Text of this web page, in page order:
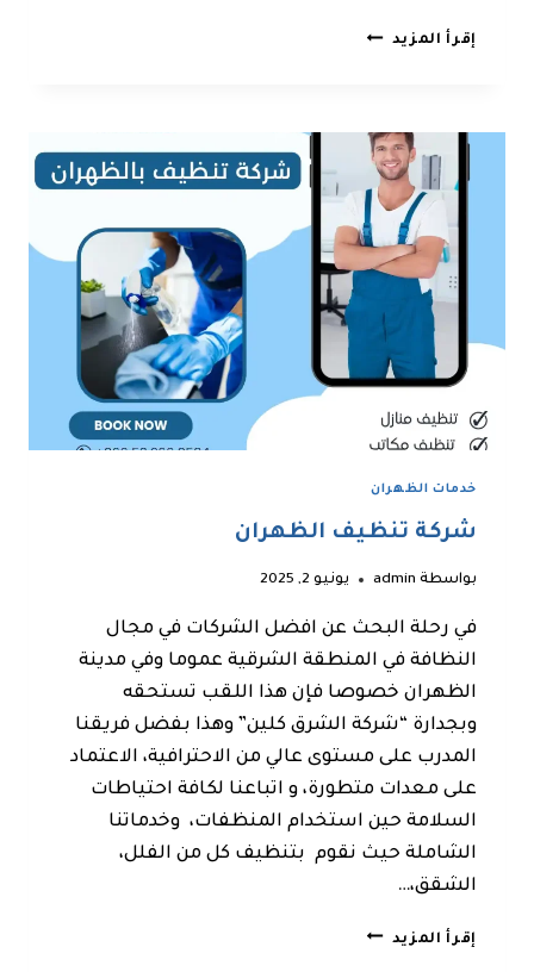
إقرأ المزيد شركة
خدمات الظهران
شركة تنظيف الظهران
بواسطة admin يونيو 2, 2025
في رحلة البحث عن افضل الشركات في مجال
النظافة في المنطقة الشرقية عموما وفي مدينة
الظهران خصوصا فإن هذا اللقب تستحقه
وبجدارة “شركة الشرق كلين” وهذا بفضل فريقنا
المدرب على مستوى عالي من الاحترافية، الاعتماد
على معدات متطورة، و اتباعنا لكافة احتياطات
السلامة حين استخدام المنظفات، وخدماتنا
الشاملة حيث نقوم بتنظيف كل من الفلل،
الشقق،…
إقرأ المزيد شركة